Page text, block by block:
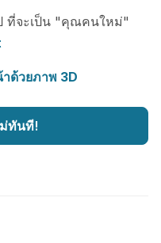
ที่จะเป็น "คุณคนใหม่"
ด้วยภาพ 3D
ทันที!